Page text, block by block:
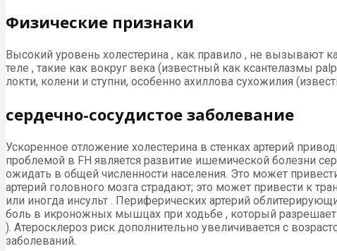
Физические признаки
Высокий уровень холестерина , как правило , не вызывают
теле , такие как вокруг века (известный как ксантелазмы
локти, колени и ступни, особенно ахиллова сухожилия
сердечно-сосудистое заболевание
Ускоренное отложение холестерина в стенках артерий
проблемой в FH является развитие ишемической болезни
ожидать в общей численности населения. Это может
артерий головного мозга страдают; это может привести к
или иногда инсульт . Периферических артерий
боль в икроножных мышцах при ходьбе , который
). Атеросклероз риск дополнительно увеличивается с
заболеваний.